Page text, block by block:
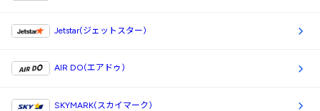
Jetstar(ジェットスター)
AIR DO(エアドゥ)
SKYMARK(スカイマーク)